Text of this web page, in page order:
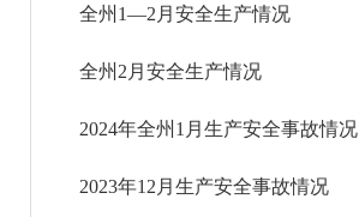
全州1—2月安全生产情况
全州2月安全生产情况
2024年全州1月生产安全事故情况
2023年12月生产安全事故情况